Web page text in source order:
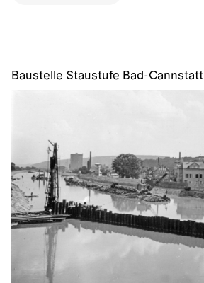
Baustelle Staustufe Bad-Cannstatt